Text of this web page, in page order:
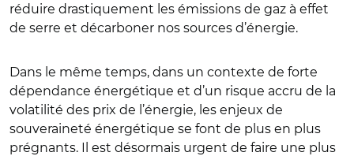
réduire drastiquement les émissions de gaz à effet
de serre et décarboner nos sources d’énergie.
Dans le même temps, dans un contexte de forte
dépendance énergétique et d’un risque accru de la
volatilité des prix de l’énergie, les enjeux de
souveraineté énergétique se font de plus en plus
prégnants. Il est désormais urgent de faire une plus